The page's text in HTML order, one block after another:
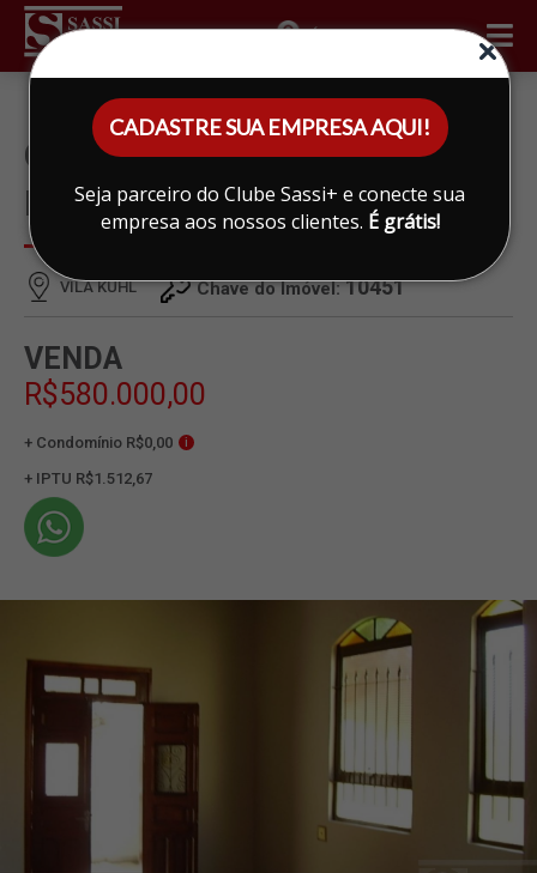
CADASTRE SUA EMPRESA AQUI!
Seja parceiro do Clube Sassi+ e conecte sua
empresa aos nossos clientes. É grátis!
ÁREA DO CLIENTE
CASA À VENDA EM VILA
KUHL, LIMEIRA
VILA KUHL Chave do Imóvel:10451
VENDA
R$580.000,00
+ Condomínio R$0,00 i
+ IPTU R$1.512,67